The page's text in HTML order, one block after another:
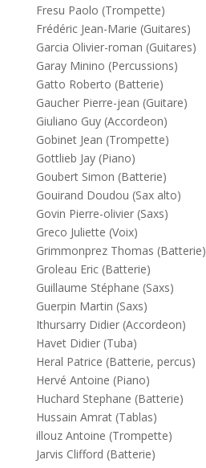
Fresu Paolo (Trompette)
Frédéric Jean-Marie (Guitares)
Garcia Olivier-roman (Guitares)
Garay Minino (Percussions)
Gatto Roberto (Batterie)
Gaucher Pierre-jean (Guitare)
Giuliano Guy (Accordeon)
Gobinet Jean (Trompette)
Gottlieb Jay (Piano)
Goubert Simon (Batterie)
Gouirand Doudou (Sax alto)
Govin Pierre-olivier (Saxs)
Greco Juliette (Voix)
Grimmonprez Thomas (Batterie)
Groleau Eric (Batterie)
Guillaume Stéphane (Saxs)
Guerpin Martin (Saxs)
Ithursarry Didier (Accordeon)
Havet Didier (Tuba)
Heral Patrice (Batterie, percus)
Hervé Antoine (Piano)
Huchard Stephane (Batterie)
Hussain Amrat (Tablas)
illouz Antoine (Trompette)
Jarvis Clifford (Batterie)